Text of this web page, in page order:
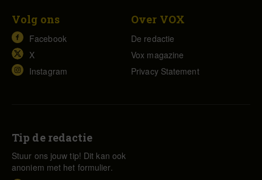
Volg ons
Facebook
X
Instagram
Over VOX
De redactie
Vox magazine
Privacy Statement
Tip de redactie
Stuur ons jouw tip! Dit kan ook
anoniem met het formulier.